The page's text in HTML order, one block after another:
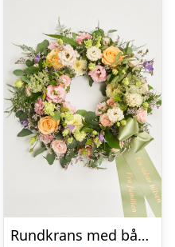
Rundkrans med bånd – Floristens kreative valg